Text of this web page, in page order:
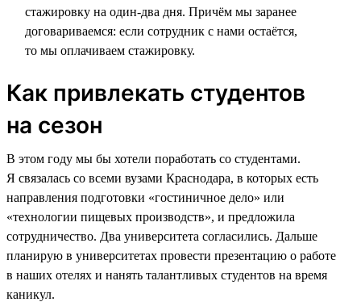
стажировку на один-два дня. Причём мы заранее
договариваемся: если сотрудник с нами остаётся,
то мы оплачиваем стажировку.
Как привлекать студентов
на сезон
В этом году мы бы хотели поработать со студентами.
Я связалась со всеми вузами Краснодара, в которых есть
направления подготовки «гостиничное дело» или
«технологии пищевых производств», и предложила
сотрудничество. Два университета согласились. Дальше
планирую в университетах провести презентацию о работе
в наших отелях и нанять талантливых студентов на время
каникул.